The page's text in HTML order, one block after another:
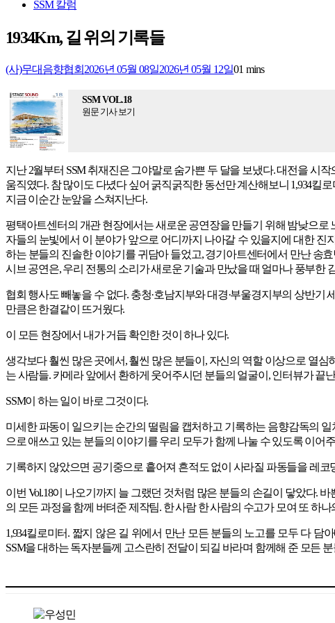
SSM 칼럼
1934Km, 길 위의 기록들
(사)무대음향협회 2026년 05월 08일2026년 05월 12일01 mins
SSM VOL.18
원문 기사 보기
지난 2월부터 SSM 취재진은 그야말로 숨가쁜 두 달을 보냈다. 대전을 시
움직였다. 참 많이도 다녔다 싶어 굵직굵직한 동선만 계산해보니 1,934킬
지금 이순간 눈앞을 스쳐지난다.
평택아트센터의 개관 현장에서는 새로운 공연장을 만들기 위해 밤낮으
자들의 눈빛에서 이 분야가 앞으로 어디까지 나아갈 수 있을지에 대한
하는 분들의 진솔한 이야기를 귀담아 들었고, 경기아트센터에서 만난 송
시브 공연은, 우리 전통의 소리가 새로운 기술과 만났을 때 얼마나 풍부한
협회 행사도 빼놓을 수 없다. 충청·호남지부와 대경·부울경지부의 상반
만큼은 한결같이 뜨거웠다.
이 모든 현장에서 내가 거듭 확인한 것이 하나 있다.
생각보다 훨씬 많은 곳에서, 훨씬 많은 분들이, 자신의 역할 이상으로 열
는 사람들. 카메라 앞에서 환하게 웃어주시던 분들의 얼굴이, 인터뷰가 끝
SSM이 하는 일이 바로 그것이다.
미세한 파동이 일으키는 순간의 떨림을 캡처하고 기록하는 음향감독의
으로 애쓰고 있는 분들의 이야기를 우리 모두가 함께 나눌 수 있도록 이어
기록하지 않았으면 공기중으로 흩어져 흔적도 없이 사라질 파동들을 레
이번 Vol.18이 나오기까지 늘 그랬던 것처럼 많은 분들의 손길이 닿았다.
의 모든 과정을 함께 버텨준 제작팀. 한 사람 한 사람의 수고가 모여 또 하
1,934킬로미터. 짧지 않은 길 위에서 만난 모든 분들의 노고를 모두 다
SSM을 대하는 독자분들께 고스란히 전달이 되길 바라며 함께해 준 모든